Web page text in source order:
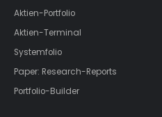
Aktien-Portfolio
Aktien-Terminal
Systemfolio
Paper: Research-Reports
Portfolio-Builder